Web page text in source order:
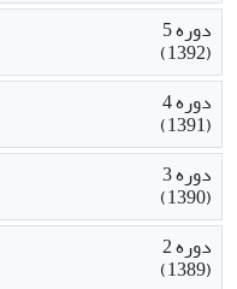
دوره 5
(1392)
دوره 4
(1391)
دوره 3
(1390)
دوره 2
(1389)